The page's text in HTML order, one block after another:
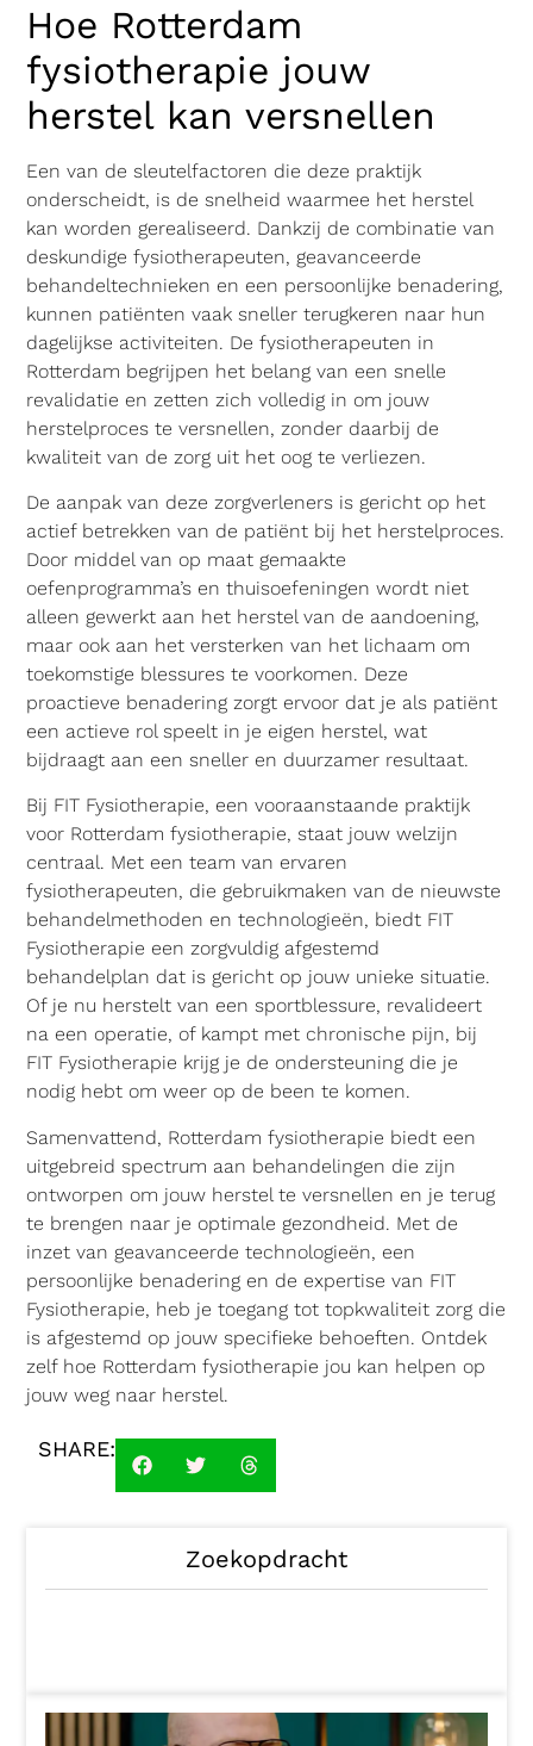
Hoe Rotterdam
fysiotherapie jouw
herstel kan versnellen
Een van de sleutelfactoren die deze praktijk
onderscheidt, is de snelheid waarmee het herstel
kan worden gerealiseerd. Dankzij de combinatie van
deskundige fysiotherapeuten, geavanceerde
behandeltechnieken en een persoonlijke benadering,
kunnen patiënten vaak sneller terugkeren naar hun
dagelijkse activiteiten. De fysiotherapeuten in
Rotterdam begrijpen het belang van een snelle
revalidatie en zetten zich volledig in om jouw
herstelproces te versnellen, zonder daarbij de
kwaliteit van de zorg uit het oog te verliezen.
De aanpak van deze zorgverleners is gericht op het
actief betrekken van de patiënt bij het herstelproces.
Door middel van op maat gemaakte
oefenprogramma’s en thuisoefeningen wordt niet
alleen gewerkt aan het herstel van de aandoening,
maar ook aan het versterken van het lichaam om
toekomstige blessures te voorkomen. Deze
proactieve benadering zorgt ervoor dat je als patiënt
een actieve rol speelt in je eigen herstel, wat
bijdraagt aan een sneller en duurzamer resultaat.
Bij FIT Fysiotherapie, een vooraanstaande praktijk
voor Rotterdam fysiotherapie, staat jouw welzijn
centraal. Met een team van ervaren
fysiotherapeuten, die gebruikmaken van de nieuwste
behandelmethoden en technologieën, biedt FIT
Fysiotherapie een zorgvuldig afgestemd
behandelplan dat is gericht op jouw unieke situatie.
Of je nu herstelt van een sportblessure, revalideert
na een operatie, of kampt met chronische pijn, bij
FIT Fysiotherapie krijg je de ondersteuning die je
nodig hebt om weer op de been te komen.
Samenvattend, Rotterdam fysiotherapie biedt een
uitgebreid spectrum aan behandelingen die zijn
ontworpen om jouw herstel te versnellen en je terug
te brengen naar je optimale gezondheid. Met de
inzet van geavanceerde technologieën, een
persoonlijke benadering en de expertise van FIT
Fysiotherapie, heb je toegang tot topkwaliteit zorg die
is afgestemd op jouw specifieke behoeften. Ontdek
zelf hoe Rotterdam fysiotherapie jou kan helpen op
jouw weg naar herstel.
SHARE:
Zoekopdracht